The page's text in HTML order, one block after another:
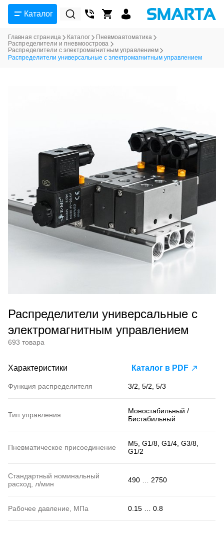
Каталог
Главная страница Каталог
Пневмоавтоматика
Распределители и пневмоострова
Распределители с электромагнитным управлением
Распределители универсальные с электромагнитным управлением
Распределители универсальные с
электромагнитным управлением
693 товара
Характеристики Каталог в PDF
Функция распределителя 3/2, 5/2, 5/3
Тип управления
Моностабильный /
Бистабильный
Пневматическое присоединение
M5, G1/8, G1/4, G3/8,
G1/2
Стандартный номинальный
расход, л/мин
490 … 2750
Рабочее давление, МПа 0.15 … 0.8